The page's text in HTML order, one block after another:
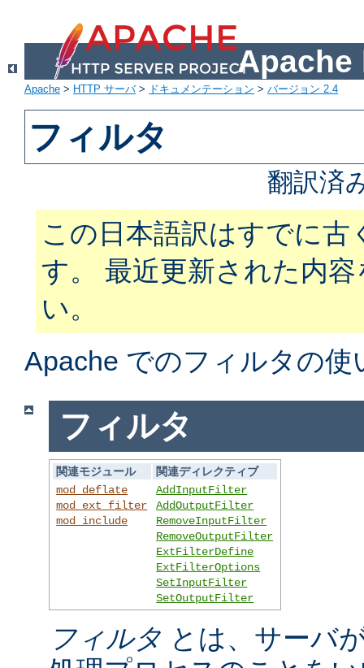
Apache
Apache > HTTP サーバ> ドキュメンテーション > バージョン 2.4
フィルタ
翻訳済
この日本語訳はすでに
す。 最近更新された内
い。
Apache でのフィルタの
フィルタ
関連モジュール
関連ディレクティブ
mod_deflate
mod_ext_filter
mod_include
AddInputFilter
AddOutputFilter
RemoveInputFilter
RemoveOutputFilter
ExtFilterDefine
ExtFilterOptions
SetInputFilter
SetOutputFilter
フィルタ とは、サーバ